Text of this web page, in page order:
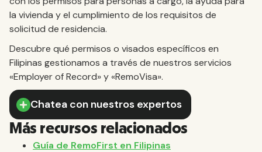
la vivienda y el cumplimiento de los requisitos de
solicitud de residencia.
Descubre qué permisos o visados específicos en
Filipinas gestionamos a través de nuestros servicios
«Employer of Record» y «RemoVisa».
Chatea con nuestros expertos
Más recursos relacionados
Guía de RemoFirst en Filipinas